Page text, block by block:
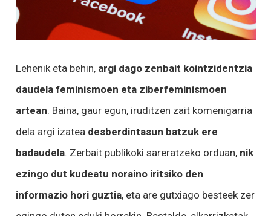
Lehenik eta behin, argi dago zenbait kointzidentzia
daudela feminismoen eta ziberfeminismoen
artean. Baina, gaur egun, iruditzen zait komenigarria
dela argi izatea desberdintasun batzuk ere
badaudela. Zerbait publikoki sareratzeko orduan, nik
ezingo dut kudeatu noraino iritsiko den
informazio hori guztia, eta are gutxiago besteek zer